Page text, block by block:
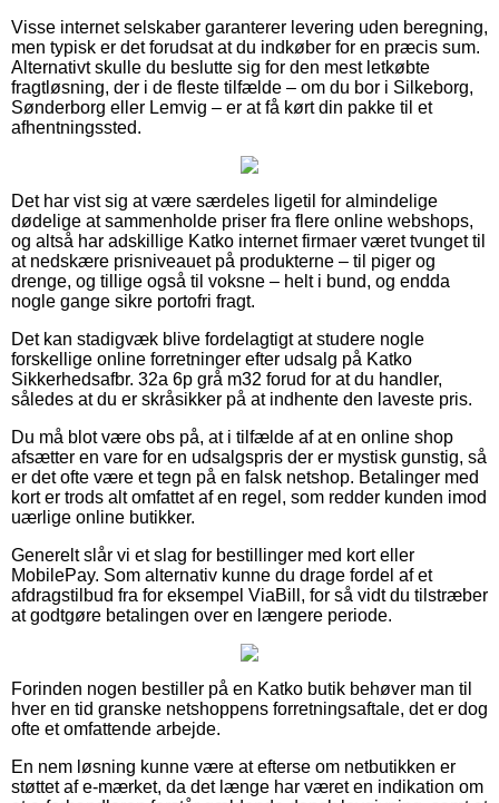
Visse internet selskaber garanterer levering uden beregning,
men typisk er det forudsat at du indkøber for en præcis sum.
Alternativt skulle du beslutte sig for den mest letkøbte
fragtløsning, der i de fleste tilfælde – om du bor i Silkeborg,
Sønderborg eller Lemvig – er at få kørt din pakke til et
afhentningssted.
Det har vist sig at være særdeles ligetil for almindelige
dødelige at sammenholde priser fra flere online webshops,
og altså har adskillige Katko internet firmaer været tvunget til
at nedskære prisniveauet på produkterne – til piger og
drenge, og tillige også til voksne – helt i bund, og endda
nogle gange sikre portofri fragt.
Det kan stadigvæk blive fordelagtigt at studere nogle
forskellige online forretninger efter udsalg på Katko
Sikkerhedsafbr. 32a 6p grå m32 forud for at du handler,
således at du er skråsikker på at indhente den laveste pris.
Du må blot være obs på, at i tilfælde af at en online shop
afsætter en vare for en udsalgspris der er mystisk gunstig, så
er det ofte være et tegn på en falsk netshop. Betalinger med
kort er trods alt omfattet af en regel, som redder kunden imod
uærlige online butikker.
Generelt slår vi et slag for bestillinger med kort eller
MobilePay. Som alternativ kunne du drage fordel af et
afdragstilbud fra for eksempel ViaBill, for så vidt du tilstræber
at godtgøre betalingen over en længere periode.
Forinden nogen bestiller på en Katko butik behøver man til
hver en tid granske netshoppens forretningsaftale, det er dog
ofte et omfattende arbejde.
En nem løsning kunne være at efterse om netbutikken er
støttet af e-mærket, da det længe har været en indikation om